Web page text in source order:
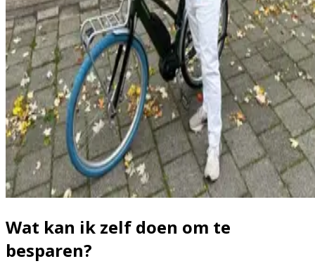
Wat kan ik zelf doen om te
besparen?